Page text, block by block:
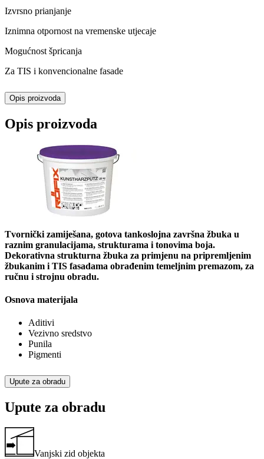
Izvrsno prianjanje
Iznimna otpornost na vremenske utjecaje
Mogućnost špricanja
Za TIS i konvencionalne fasade
Opis proizvoda
Opis proizvoda
Tvornički zamiješana, gotova tankoslojna završna žbuka u
raznim granulacijama, strukturama i tonovima boja.
Dekorativna strukturna žbuka za primjenu na pripremljenim
žbukanim i TIS fasadama obrađenim temeljnim premazom, za
ručnu i strojnu obradu.
Osnova materijala
Aditivi
Vezivno sredstvo
Punila
Pigmenti
Upute za obradu
Upute za obradu
Vanjski zid objekta